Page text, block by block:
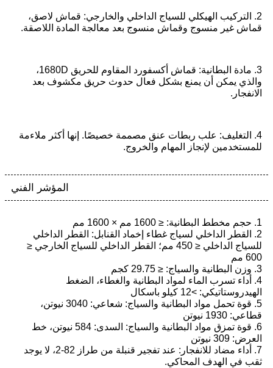
2. التركيب الهيكلي للسياج الداخلي والخارجي: قماش لاصق،
قماش غير منسوج وقماش منسوج بعد معالجة المادة اللاصقة.
3. مادة البطانية: قماش أكسفورد المقاوم للحريق 1680D،
والذي يمكن أن يمنع بشكل فعال حدوث حريق مكشوف بعد
الانفجار.
4. التغليف: علب ربطات عنق مصممة خصيصًا. إنها أكثر ملاءمة
للمستخدمين لإنجاز المهام والخروج.
المؤشر الفني
1. حجم مخطط البطانية: ≤ 1600 مم × 1600 مم
2. القطر الداخلي لسياج غطاء إخماد القنابل: القطر الداخلي
للسياج الداخلي ≤ 450 مم؛ القطر الداخلي للسياج الخارجي ≤
600 مم
3. وزن البطانية والسياج: ≤ 29.75 كجم
4. أداء تسرب الماء لمواد البطانية والغطاء، الضغط
الهيدروستاتيكي: >12 كيلو باسكال
5. قوة تحمل مواد البطانية والسياج: شعاعي: 3040 نيوتن،
قطاعي: 1930 نيوتن
6. قوة تمزق مواد البطانية والسياج: السدى: 584 نيوتن، خط
العرض: 309 نيوتن
7. أداء مضاد للانفجار: عند تفجير قنبلة من طراز 82-2، لا يوجد
ثقب في الهدف المحاكي.